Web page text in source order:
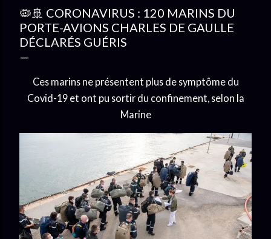
🦠🚢 CORONAVIRUS : 120 MARINS DU
PORTE-AVIONS CHARLES DE GAULLE
DÉCLARÉS GUÉRIS
Ces marins ne présentent plus de symptôme du
Covid-19 et ont pu sortir du confinement, selon la
Marine